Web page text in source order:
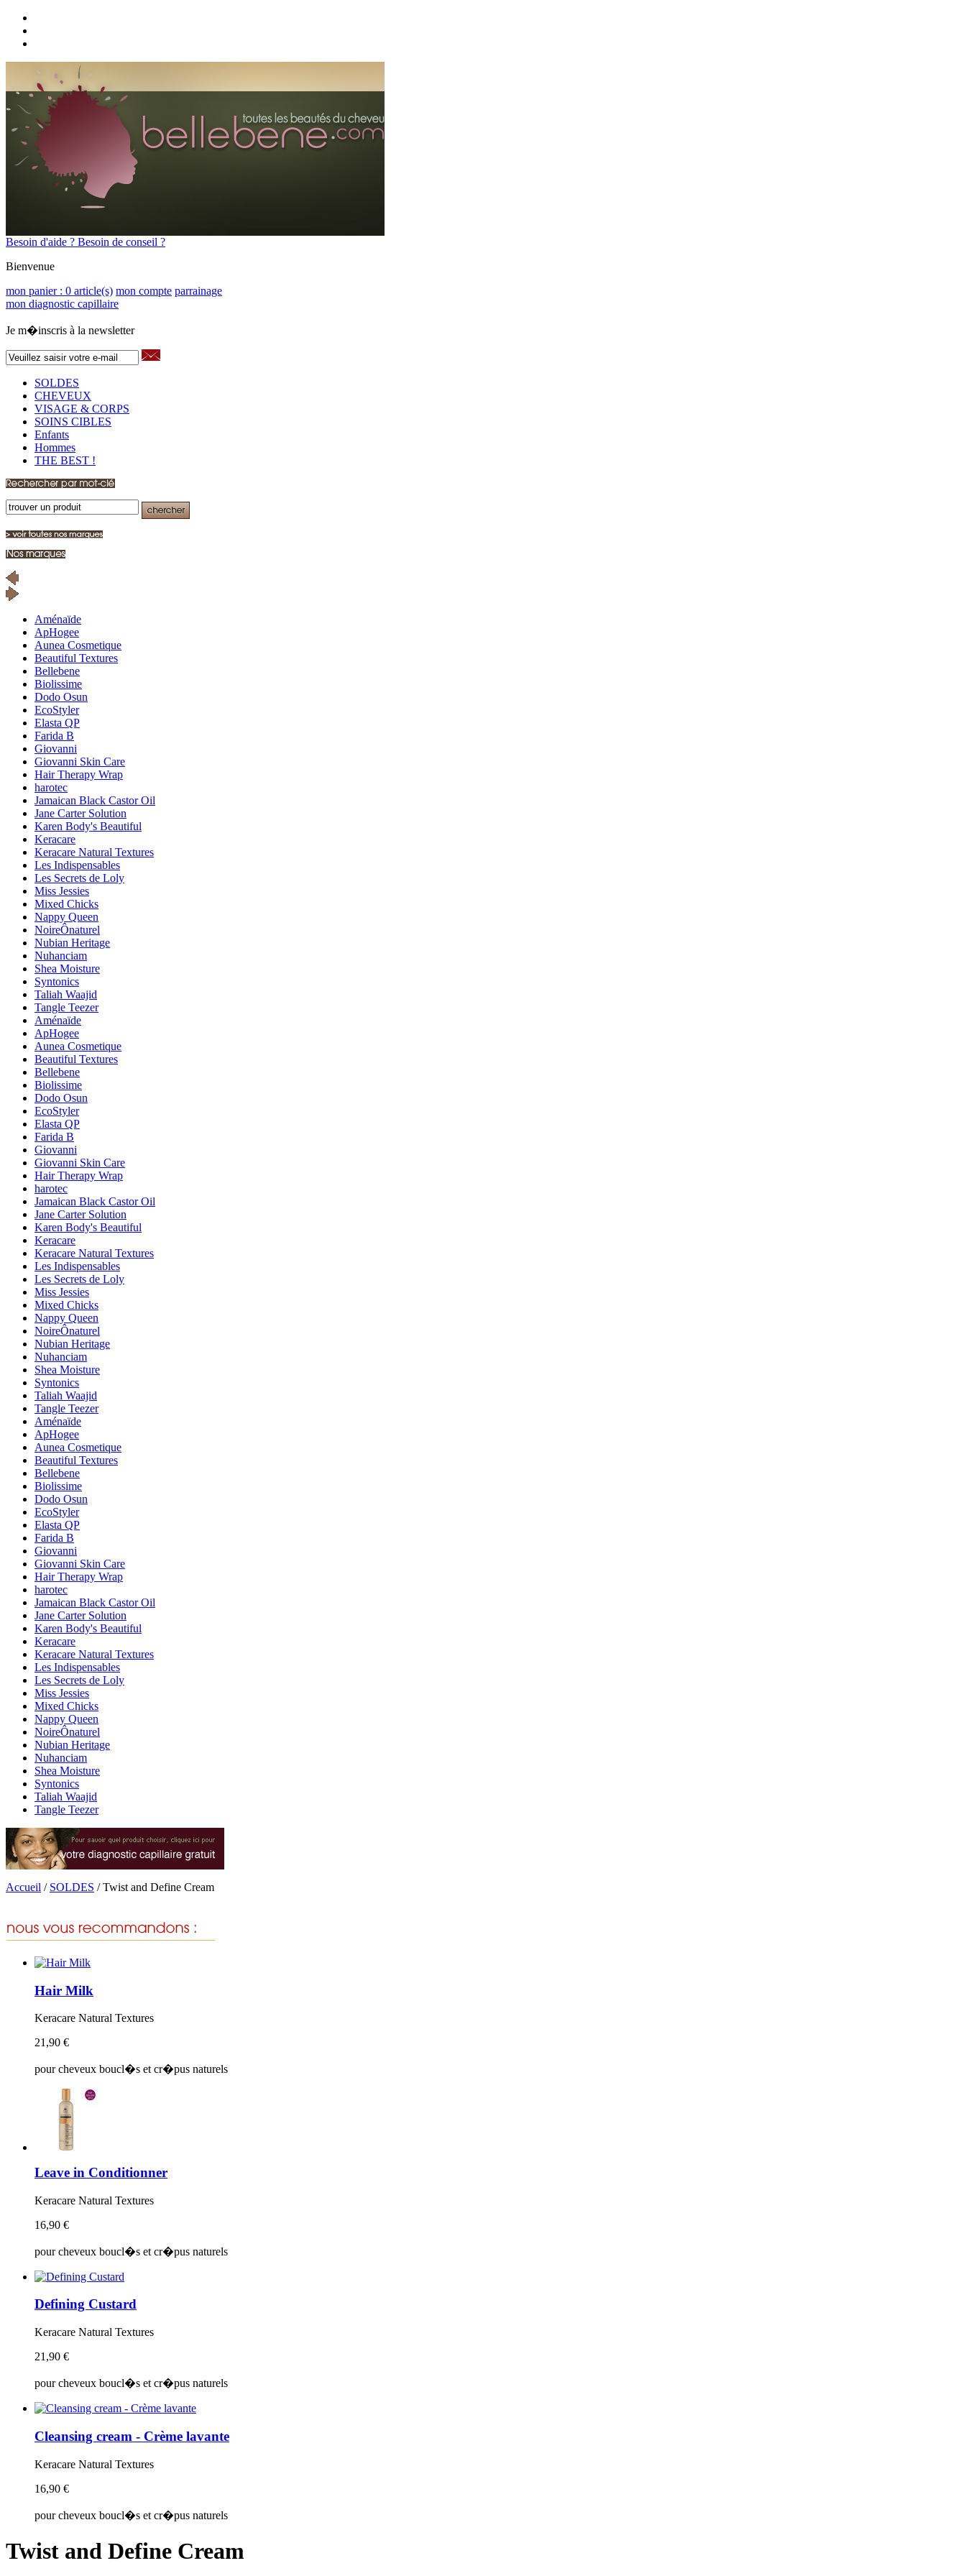
Besoin d'aide ? Besoin de conseil ?
Bienvenue
mon panier : 0 article(s) mon compte parrainage
mon diagnostic capillaire
Je m�inscris à la newsletter
SOLDES
CHEVEUX
VISAGE & CORPS
SOINS CIBLES
Enfants
Hommes
THE BEST !
Aménaïde
ApHogee
Aunea Cosmetique
Beautiful Textures
Bellebene
Biolissime
Dodo Osun
EcoStyler
Elasta QP
Farida B
Giovanni
Giovanni Skin Care
Hair Therapy Wrap
harotec
Jamaican Black Castor Oil
Jane Carter Solution
Karen Body's Beautiful
Keracare
Keracare Natural Textures
Les Indispensables
Les Secrets de Loly
Miss Jessies
Mixed Chicks
Nappy Queen
NoireÔnaturel
Nubian Heritage
Nuhanciam
Shea Moisture
Syntonics
Taliah Waajid
Tangle Teezer
Aménaïde
ApHogee
Aunea Cosmetique
Beautiful Textures
Bellebene
Biolissime
Dodo Osun
EcoStyler
Elasta QP
Farida B
Giovanni
Giovanni Skin Care
Hair Therapy Wrap
harotec
Jamaican Black Castor Oil
Jane Carter Solution
Karen Body's Beautiful
Keracare
Keracare Natural Textures
Les Indispensables
Les Secrets de Loly
Miss Jessies
Mixed Chicks
Nappy Queen
NoireÔnaturel
Nubian Heritage
Nuhanciam
Shea Moisture
Syntonics
Taliah Waajid
Tangle Teezer
Aménaïde
ApHogee
Aunea Cosmetique
Beautiful Textures
Bellebene
Biolissime
Dodo Osun
EcoStyler
Elasta QP
Farida B
Giovanni
Giovanni Skin Care
Hair Therapy Wrap
harotec
Jamaican Black Castor Oil
Jane Carter Solution
Karen Body's Beautiful
Keracare
Keracare Natural Textures
Les Indispensables
Les Secrets de Loly
Miss Jessies
Mixed Chicks
Nappy Queen
NoireÔnaturel
Nubian Heritage
Nuhanciam
Shea Moisture
Syntonics
Taliah Waajid
Tangle Teezer
Accueil / SOLDES /Twist and Define Cream
Hair Milk
Keracare Natural Textures
21,90 €
pour cheveux boucl�s et cr�pus naturels
Leave in Conditionner
Keracare Natural Textures
16,90 €
pour cheveux boucl�s et cr�pus naturels
Defining Custard
Keracare Natural Textures
21,90 €
pour cheveux boucl�s et cr�pus naturels
Cleansing cream - Crème lavante
Keracare Natural Textures
16,90 €
pour cheveux boucl�s et cr�pus naturels
Twist and Define Cream